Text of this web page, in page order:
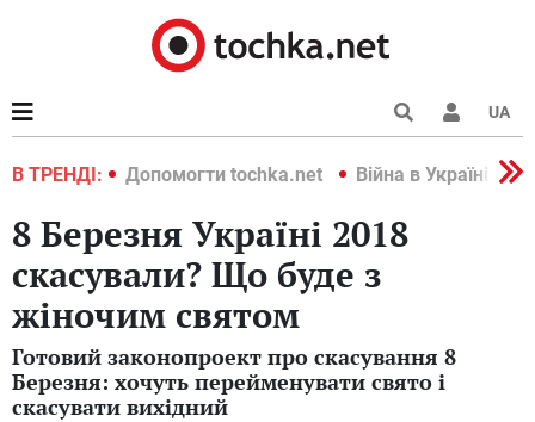
UA
В ТРЕНДІ:
2022 Допомогти tochka.net Війна в Україні 2022
8 Березня Україні 2018
скасували? Що буде з
жіночим святом
Готовий законопроект про скасування 8
Березня: хочуть перейменувати свято і
скасувати вихідний